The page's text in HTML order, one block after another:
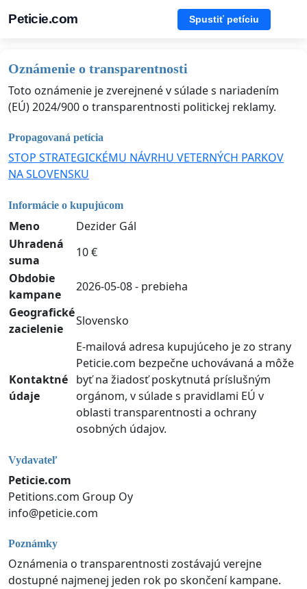
Peticie.com Spustiť petíciu
Oznámenie o transparentnosti
Toto oznámenie je zverejnené v súlade s nariadením
(EÚ) 2024/900 o transparentnosti politickej reklamy.
Propagovaná petícia
STOP STRATEGICKÉMU NÁVRHU VETERNÝCH PARKOV
NA SLOVENSKU
Informácie o kupujúcom
Meno
Dezider Gál
Uhradená
suma
10 €
Obdobie
kampane
2026-05-08 - prebieha
Geografické
zacielenie
Slovensko
Kontaktné
údaje
E-mailová adresa kupujúceho je zo strany
Peticie.com bezpečne uchovávaná a môže
byť na žiadosť poskytnutá príslušným
orgánom, v súlade s pravidlami EÚ v
oblasti transparentnosti a ochrany
osobných údajov.
Vydavateľ
Peticie.com
Petitions.com Group Oy
info@peticie.com
Poznámky
Oznámenia o transparentnosti zostávajú verejne
dostupné najmenej jeden rok po skončení kampane.